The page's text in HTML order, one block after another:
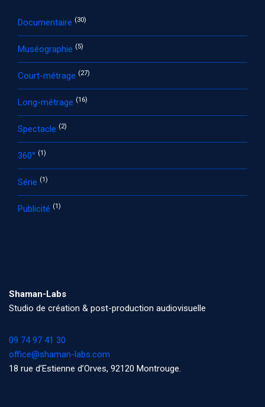
Documentaire (30)
Muséographie (5)
Court-métrage (27)
Long-métrage (16)
Spectacle (2)
360° (1)
Série (1)
Publicité (1)
Shaman-Labs
Studio de création & post-production audiovisuelle
09 74 97 41 30
office@shaman-labs.com
18 rue d’Estienne d’Orves, 92120 Montrouge.